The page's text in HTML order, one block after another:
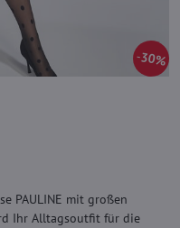
30%
PAULINE mit großen
Ihr Alltagsoutfit für die